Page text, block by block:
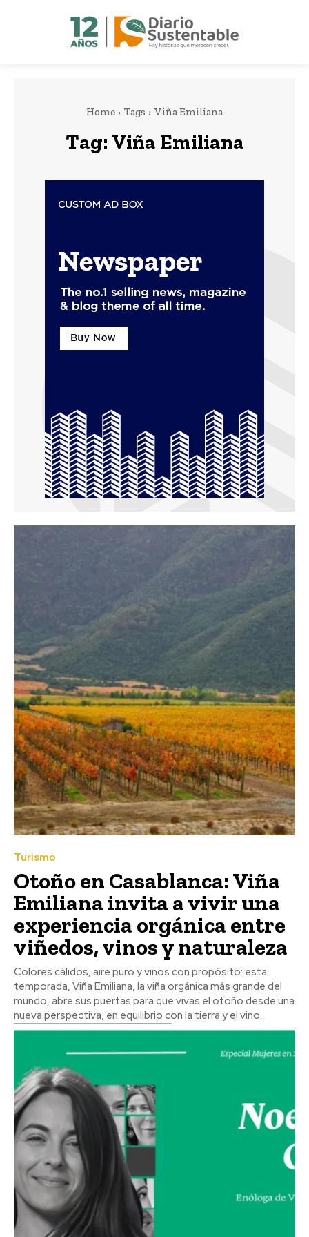
Home Tags Viña Emiliana
Tag: Viña Emiliana
Turismo
Otoño en Casablanca: Viña
Emiliana invita a vivir una
experiencia orgánica entre
viñedos, vinos y naturaleza
Colores cálidos, aire puro y vinos con propósito: esta
temporada, Viña Emiliana, la viña orgánica más grande del
mundo, abre sus puertas para que vivas el otoño desde una
nueva perspectiva, en equilibrio con la tierra y el vino.